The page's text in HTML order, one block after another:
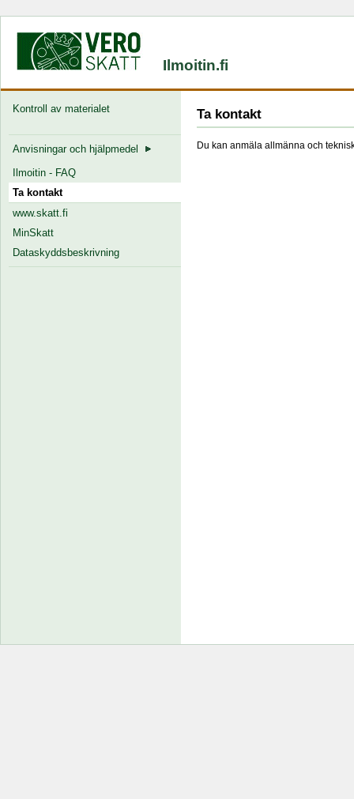
Ilmoitin.fi
Kontroll av materialet
Anvisningar och hjälpmedel
Ilmoitin - FAQ
Ta kontakt
www.skatt.fi
MinSkatt
Dataskyddsbeskrivning
Ta kontakt
Du kan anmäla allmänna och